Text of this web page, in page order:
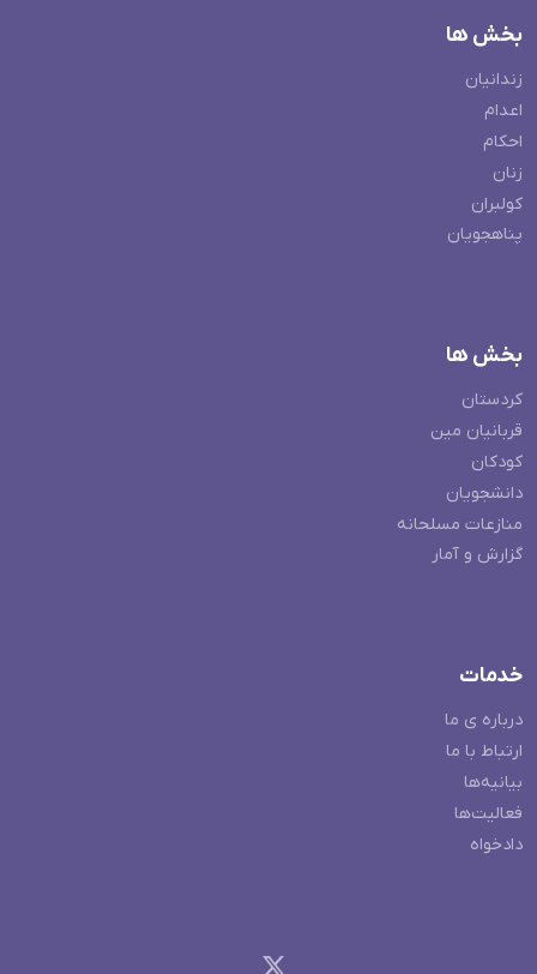
بخش ها
زندانیان
اعدام
احکام
زنان
کولبران
پناهجویان
بخش ها
کردستان
قربانیان مین
کودکان
دانشجویان
منازعات مسلحانه
گزارش و آمار
خدمات
درباره ی ما
ارتباط با ما
بیانیه‌ها
فعالیت‌ها
دادخواه